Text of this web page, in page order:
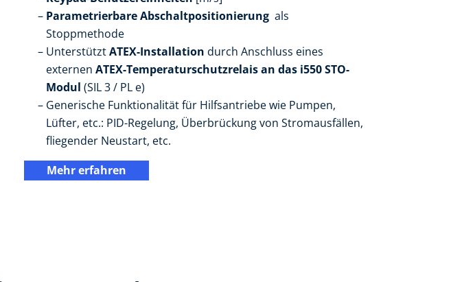
Parametrierbare Abschaltpositionierung als
Stoppmethode
UnterstütztATEX-Installation durch Anschluss eines
externen ATEX-Temperaturschutzrelais an das i550 STO-
Modul (SIL 3 / PL e)
Generische Funktionalität für Hilfsantriebe wie Pumpen,
Lüfter, etc.: PID-Regelung, Überbrückung von Stromausfällen,
fliegender Neustart, etc.
Mehr erfahren